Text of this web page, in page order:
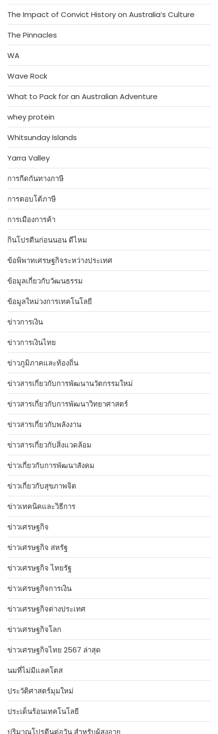
The Impact of Convict History on Australia’s Culture
The Pinnacles
WA
Wave Rock
What to Pack for an Australian Adventure
whey protein
Whitsunday Islands
Yarra Valley
การกีดกันทางภาษี
การตอบโต้ภาษี
การเมืองการค้า
กินโปรตีนก่อนนอน ดีไหม
ข้อพิพาทเศรษฐกิจระหว่างประเทศ
ข้อมูลเกี่ยวกับวัฒนธรรม
ข้อมูลใหม่วงการเทคโนโลยี
ข่าวการเงิน
ข่าวการเงินไทย
ข่าวภูมิภาคและท้องถิ่น
ข่าวสารเกี่ยวกับการพัฒนานวัตกรรมใหม่
ข่าวสารเกี่ยวกับการพัฒนาวิทยาศาสตร์
ข่าวสารเกี่ยวกับพลังงาน
ข่าวสารเกี่ยวกับสิ่งแวดล้อม
ข่าวเกี่ยวกับการพัฒนาสังคม
ข่าวเกี่ยวกับสุขภาพจิต
ข่าวเทคนิคและวิธีการ
ข่าวเศรษฐกิจ
ข่าวเศรษฐกิจ สหรัฐ
ข่าวเศรษฐกิจ ไทยรัฐ
ข่าวเศรษฐกิจการเงิน
ข่าวเศรษฐกิจต่างประเทศ
ข่าวเศรษฐกิจโลก
ข่าวเศรษฐกิจไทย 2567 ล่าสุด
นมที่ไม่มีแลคโตส
ประวัติศาสตร์มุมใหม่
ประเด็นร้อนเทคโนโลยี
ปริมาณโปรตีนต่อวัน สำหรับผู้สูงอายุ